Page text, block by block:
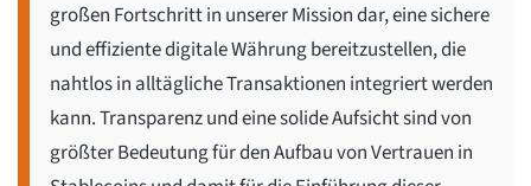
großen Fortschritt in unserer Mission dar, eine sichere
und effiziente digitale Währung bereitzustellen, die
nahtlos in alltägliche Transaktionen integriert werden
kann. Transparenz und eine solide Aufsicht sind von
größter Bedeutung für den Aufbau von Vertrauen in